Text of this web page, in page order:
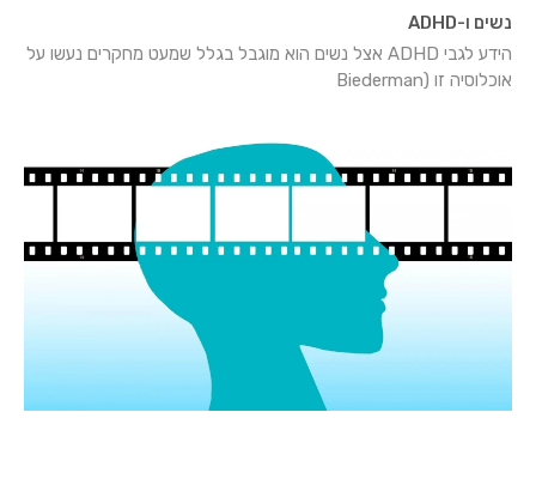
נשים ו-ADHD
הידע לגבי ADHD אצל נשים הוא מוגבל בגלל שמעט מחקרים נעשו על
אוכלוסיה זו (Biederman